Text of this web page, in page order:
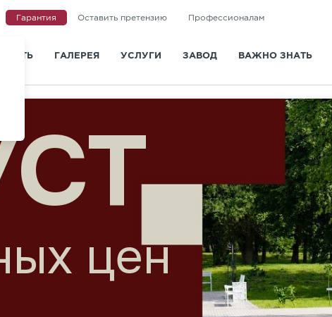
Гарантия Оставить претензию Профессионалам
ступени
ГАЛЕРЕЯ УСЛУГИ
Дизайн-проект мощения
ЗАВОД
Политика
Контакты
Санкт-Петербург
Казань
ВАЖНО ЗНАТЬ
Вопросы и ответы
Информация для
ГОСТ и СТО
до 30% на